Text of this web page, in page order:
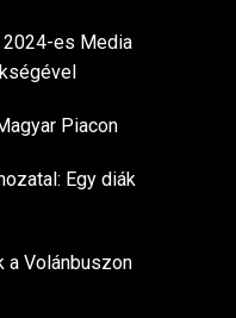
2024-es Media
Piacon
Egy diák
a Volánbuszon